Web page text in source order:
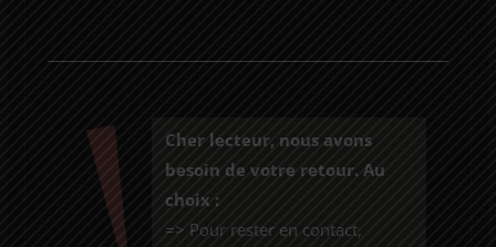
Cher lecteur, nous avons
besoin de votre retour. Au
choix :
=> Pour rester en contact,